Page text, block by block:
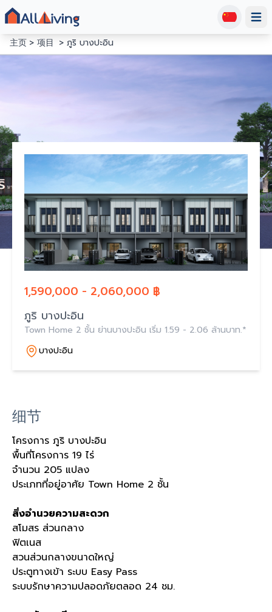
主页
项目 ภูริ บางปะอิน
1,590,000 - 2,060,000 ฿
ภูริ บางปะอิน
Town Home 2 ชั้น ย่านบางปะอิน เริ่ม 1.59 - 2.06 ล้านบาท.*
บางปะอิน
细节
โครงการ ภูริ บางปะอิน
พื้นที่โครงการ 19 ไร่
จำนวน 205 แปลง
ประเภทที่อยู่อาศัย Town Home 2 ชั้น
สิ่งอำนวยความสะดวก
สโมสร ส่วนกลาง
ฟิตเนส
สวนส่วนกลางขนาดใหญ่
ประตูทางเข้า ระบบ Easy Pass
ระบบรักษาความปลอดภัยตลอด 24 ชม.